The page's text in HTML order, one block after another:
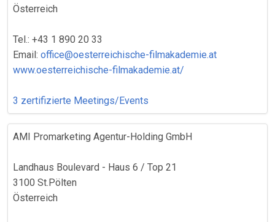
Österreich
Tel.: +43 1 890 20 33
Email: office@oesterreichische-filmakademie.at
www.oesterreichische-filmakademie.at/
3 zertifizierte Meetings/Events
AMI Promarketing Agentur-Holding GmbH
Landhaus Boulevard - Haus 6 / Top 21
3100 St.Pölten
Österreich